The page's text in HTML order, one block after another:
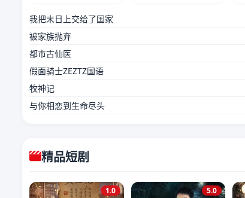
我把末日上交给了国家
被家族抛弃
都市古仙医
假面骑士ZEZTZ国语
牧神记
与你相恋到生命尽头
精品短剧
1.0 5.0